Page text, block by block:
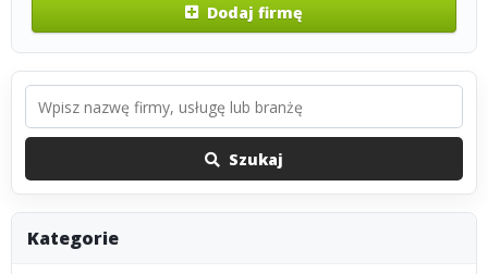
Dodaj firmę
Szukaj
Kategorie